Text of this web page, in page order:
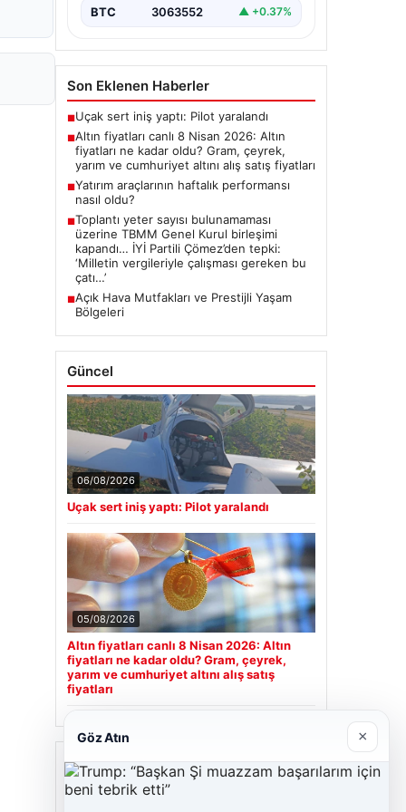
BTC 3063552 ▲ +0.37%
Son Eklenen Haberler
■Uçak sert iniş yaptı: Pilot yaralandı
■Altın fiyatları canlı 8 Nisan 2026: Altın
fiyatları ne kadar oldu? Gram, çeyrek,
yarım ve cumhuriyet altını alış satış fiyatları
■Yatırım araçlarının haftalık performansı
nasıl oldu?
■Toplantı yeter sayısı bulunamaması
üzerine TBMM Genel Kurul birleşimi
kapandı… İYİ Partili Çömez’den tepki:
‘Milletin vergileriyle çalışması gereken bu
çatı…’
■Açık Hava Mutfakları ve Prestijli Yaşam
Bölgeleri
Güncel
06/08/2026
Uçak sert iniş yaptı: Pilot yaralandı
05/08/2026
Altın fiyatları canlı 8 Nisan 2026: Altın
fiyatları ne kadar oldu? Gram, çeyrek,
yarım ve cumhuriyet altını alış satış
fiyatları
Son Eklenen Firmalar
Göz Atın ×